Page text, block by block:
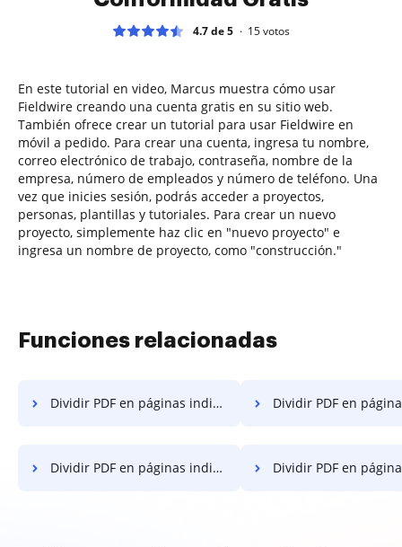
4.7 de 5 15votos
En este tutorial en video, Marcus muestra cómo usar
Fieldwire creando una cuenta gratis en su sitio web.
También ofrece crear un tutorial para usar Fieldwire en
móvil a pedido. Para crear una cuenta, ingresa tu nombre,
correo electrónico de trabajo, contraseña, nombre de la
empresa, número de empleados y número de teléfono. Una
vez que inicies sesión, podrás acceder a proyectos,
personas, plantillas y tutoriales. Para crear un nuevo
proyecto, simplemente haz clic en "nuevo proyecto" e
ingresa un nombre de proyecto, como "construcción."
Funciones relacionadas
Dividir PDF en páginas individuales en el teléfono inteligente Dividir PDF en páginas individuales
Dividir PDF en páginas individuales en Huawei Dividir PDF en páginas